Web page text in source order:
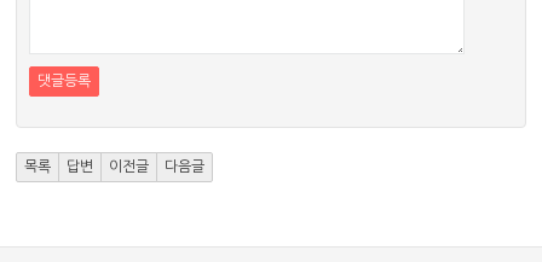
댓글등록
목록 답변 이전글 다음글